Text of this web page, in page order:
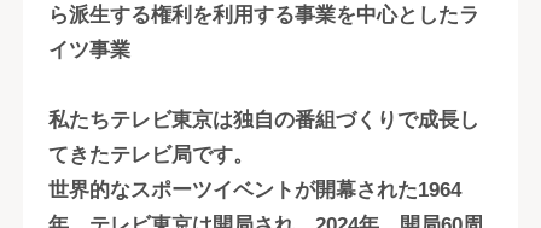
ら派生する権利を利用する事業を中心としたラ
イツ事業
私たちテレビ東京は独自の番組づくりで成長し
てきたテレビ局です。
世界的なスポーツイベントが開幕された1964